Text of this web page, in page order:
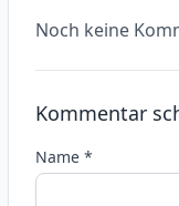
Noch keine
Kommentar
Name *